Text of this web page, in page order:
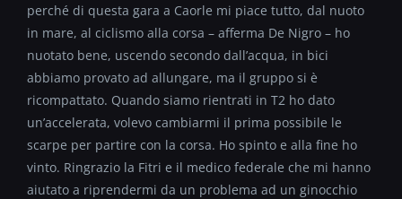
perché di questa gara a Caorle mi piace tutto, dal nuoto
in mare, al ciclismo alla corsa – afferma De Nigro – ho
nuotato bene, uscendo secondo dall’acqua, in bici
abbiamo provato ad allungare, ma il gruppo si è
ricompattato. Quando siamo rientrati in T2 ho dato
un’accelerata, volevo cambiarmi il prima possibile le
scarpe per partire con la corsa. Ho spinto e alla fine ho
vinto. Ringrazio la Fitri e il medico federale che mi hanno
aiutato a riprendermi da un problema ad un ginocchio